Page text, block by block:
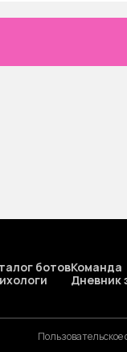
ботовКоманда
Дневник